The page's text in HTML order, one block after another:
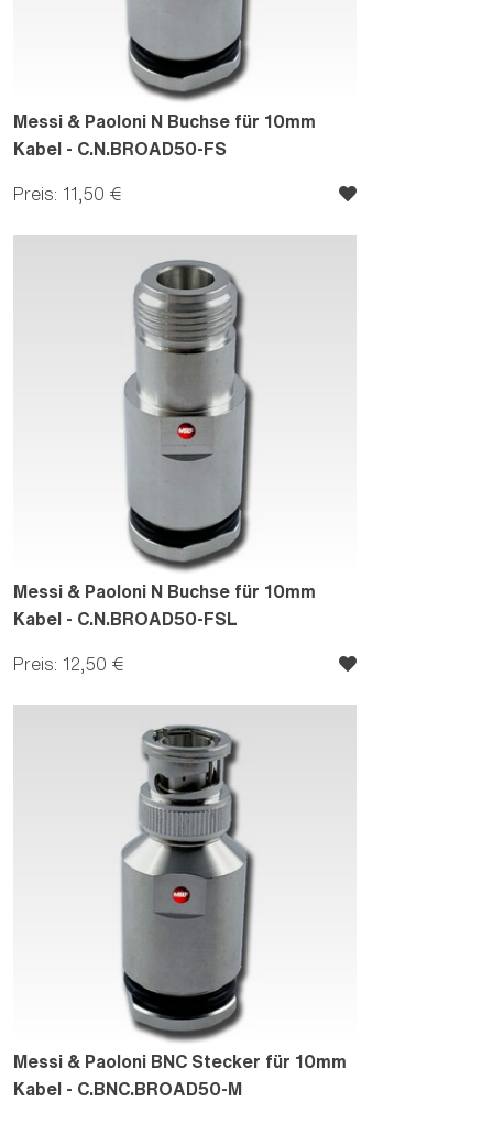
Messi & Paoloni N Buchse für 10mm
Kabel - C.N.BROAD50-FS
Preis: 11,50 €
Messi & Paoloni N Buchse für 10mm
Kabel - C.N.BROAD50-FSL
Preis: 12,50 €
Messi & Paoloni BNC Stecker für 10mm
Kabel - C.BNC.BROAD50-M